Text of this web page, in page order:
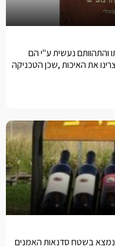
והתהוותם נעשית ע''י הם
את האיכות ,שכן הטכניקה
הנמצא בשטח סדנאות האמנים